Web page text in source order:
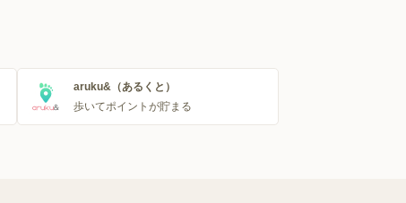
aruku&（あるくと）
歩いてポイントが貯まる